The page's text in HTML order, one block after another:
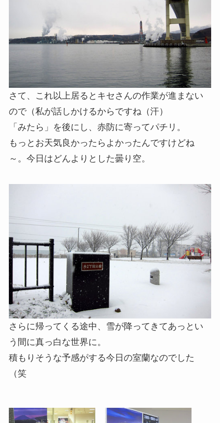
さて、これ以上居るとキセさんの作業が進まない
ので（私が話しかけるからですね（汗）
「みたら」を後にし、赤防に寄ってパチリ。
もっとお天気良かったらよかったんですけどね
～。今日はどんよりとした曇り空。
さらに帰ってくる途中、雪が降ってきてあっとい
う間に真っ白な世界に。
積もりそうな予感がする今日の室蘭なのでした
（笑